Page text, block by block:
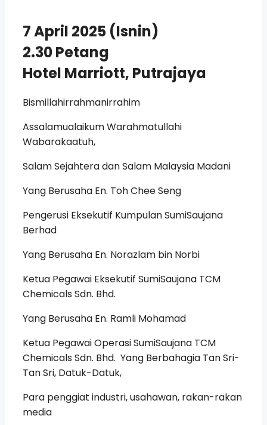
7 April 2025 (Isnin)
2.30 Petang
Hotel Marriott, Putrajaya
Bismillahirrahmanirrahim
Assalamualaikum Warahmatullahi
Wabarakaatuh,
Salam Sejahtera dan Salam Malaysia Madani
Yang Berusaha En. Toh Chee Seng
Pengerusi Eksekutif Kumpulan SumiSaujana
Berhad
Yang Berusaha En. Norazlam bin Norbi
Ketua Pegawai Eksekutif SumiSaujana TCM
Chemicals Sdn. Bhd.
Yang Berusaha En. Ramli Mohamad
Ketua Pegawai Operasi SumiSaujana TCM
Chemicals Sdn. Bhd. Yang Berbahagia Tan Sri-
Tan Sri, Datuk-Datuk,
Para penggiat industri, usahawan, rakan-rakan
media